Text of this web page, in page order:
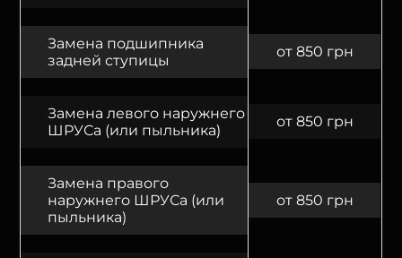
Замена подшипника
задней ступицы
от 850 грн
Замена левого наружнего
ШРУСа (или пыльника)
от 850 грн
Замена правого
наружнего ШРУСа (или
пыльника)
от 850 грн